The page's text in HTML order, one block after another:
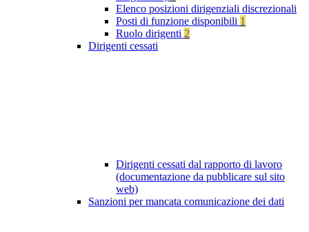
Elenco posizioni dirigenziali discrezionali
Posti di funzione disponibili 1
Ruolo dirigenti 2
Dirigenti cessati
Dirigenti cessati dal rapporto di lavoro
(documentazione da pubblicare sul sito
web)
Sanzioni per mancata comunicazione dei dati